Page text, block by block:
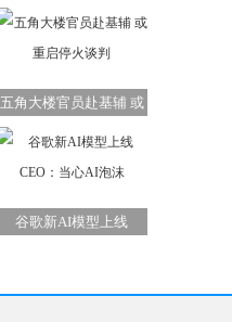
五角大楼官员赴基辅 或
谷歌新AI模型上线